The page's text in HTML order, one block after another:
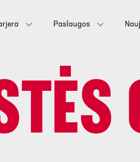
Paslaugos